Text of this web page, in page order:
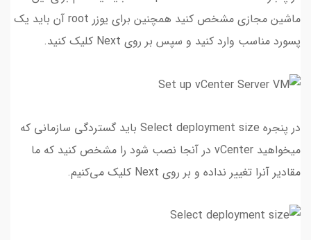
ماشین مجازی مشخص کنید همچنین برای یوزر root آن باید یک
پسورد مناسب وارد کنید و سپس بر روی Next کلیک کنید.
در پنجره Select deployment size باید گستردگی سازمانی که
میخواهید vCenter در آنجا نصب شود را مشخص کنید که ما
مقادیر آنرا تغییر نداده و بر روی Next کلیک می‌کنیم.